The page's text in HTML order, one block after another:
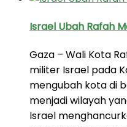
Israel Ubah Rafah
Gaza – Wali Kota
militer Israel pada
mengubah kota di
menjadi wilayah
Israel